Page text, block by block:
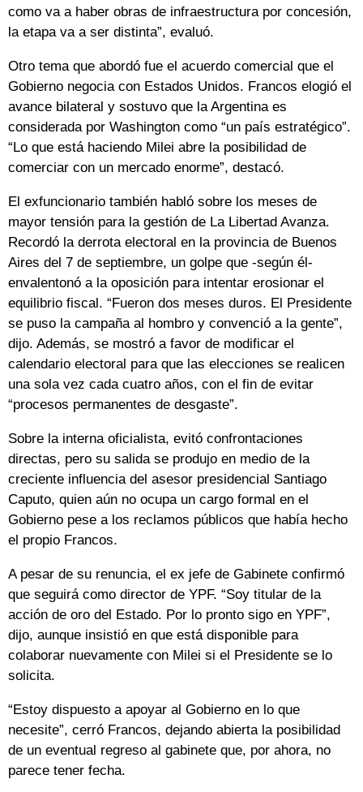
como va a haber obras de infraestructura por concesión,
la etapa va a ser distinta”, evaluó.
Otro tema que abordó fue el acuerdo comercial que el
Gobierno negocia con Estados Unidos. Francos elogió el
avance bilateral y sostuvo que la Argentina es
considerada por Washington como “un país estratégico”.
“Lo que está haciendo Milei abre la posibilidad de
comerciar con un mercado enorme”, destacó.
El exfuncionario también habló sobre los meses de
mayor tensión para la gestión de La Libertad Avanza.
Recordó la derrota electoral en la provincia de Buenos
Aires del 7 de septiembre, un golpe que -según él-
envalentonó a la oposición para intentar erosionar el
equilibrio fiscal. “Fueron dos meses duros. El Presidente
se puso la campaña al hombro y convenció a la gente”,
dijo. Además, se mostró a favor de modificar el
calendario electoral para que las elecciones se realicen
una sola vez cada cuatro años, con el fin de evitar
“procesos permanentes de desgaste”.
Sobre la interna oficialista, evitó confrontaciones
directas, pero su salida se produjo en medio de la
creciente influencia del asesor presidencial Santiago
Caputo, quien aún no ocupa un cargo formal en el
Gobierno pese a los reclamos públicos que había hecho
el propio Francos.
A pesar de su renuncia, el ex jefe de Gabinete confirmó
que seguirá como director de YPF. “Soy titular de la
acción de oro del Estado. Por lo pronto sigo en YPF”,
dijo, aunque insistió en que está disponible para
colaborar nuevamente con Milei si el Presidente se lo
solicita.
“Estoy dispuesto a apoyar al Gobierno en lo que
necesite”, cerró Francos, dejando abierta la posibilidad
de un eventual regreso al gabinete que, por ahora, no
parece tener fecha.